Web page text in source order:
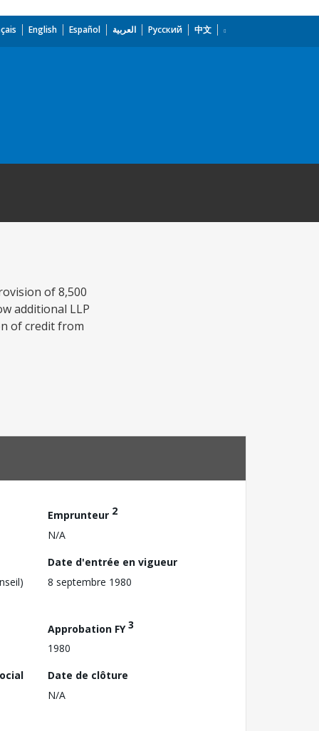
English Español العربية Русский 中文
of 8,500
additional LLP
of credit from
Emprunteur 2
N/A
Date d'entrée en vigueur
8 septembre 1980
Approbation FY3
1980
Date de clôture
N/A